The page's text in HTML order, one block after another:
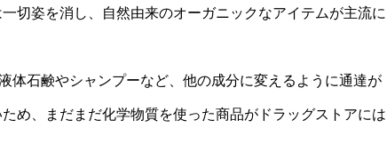
切姿を消し、自然由来のオーガニックなアイテムが主流に
体石鹸やシャンプーなど、他の成分に変えるように通達が
め、まだまだ化学物質を使った商品がドラッグストアには